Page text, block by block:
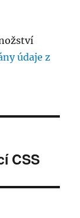
údaje z
CSS